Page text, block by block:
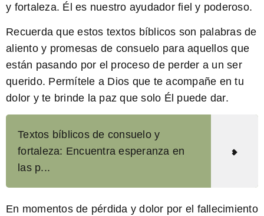
y fortaleza. Él es nuestro ayudador fiel y poderoso.
Recuerda que estos textos bíblicos son palabras de
aliento y promesas de consuelo para aquellos que
están pasando por el proceso de perder a un ser
querido. Permítele a Dios que te acompañe en tu
dolor y te brinde la paz que solo Él puede dar.
Textos bíblicos de consuelo y
fortaleza: Encuentra esperanza en
las p...
En momentos de pérdida y dolor por el fallecimiento